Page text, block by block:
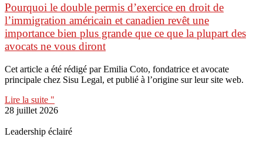
Pourquoi le double permis d’exercice en droit de
l’immigration américain et canadien revêt une
importance bien plus grande que ce que la plupart des
avocats ne vous diront
Cet article a été rédigé par Emilia Coto, fondatrice et avocate
principale chez Sisu Legal, et publié à l’origine sur leur site web.
Lire la suite "
28 juillet 2026
Leadership éclairé